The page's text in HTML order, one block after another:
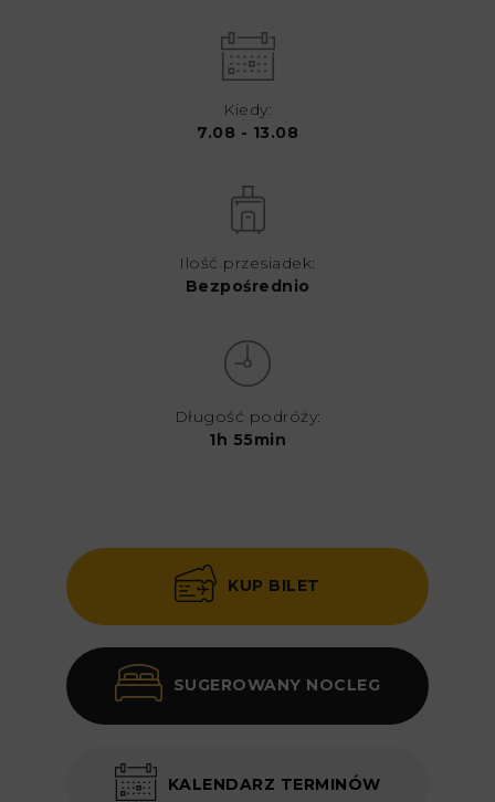
Kiedy:
7.08 - 13.08
Ilość przesiadek:
Bezpośrednio
Długość podróży:
1h 55min
KUP BILET
SUGEROWANY NOCLEG
KALENDARZ TERMINÓW